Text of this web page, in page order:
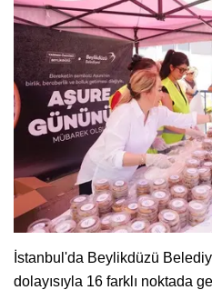
İstanbul'da Beylikdüzü
dolayısıyla 16 farklı noktada